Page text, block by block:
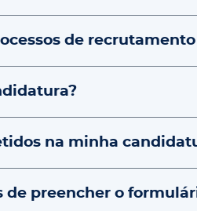
de
na minha
de preencher o